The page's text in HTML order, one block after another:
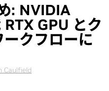
: NVIDIA
GPU とク
クフローに
Caulfield